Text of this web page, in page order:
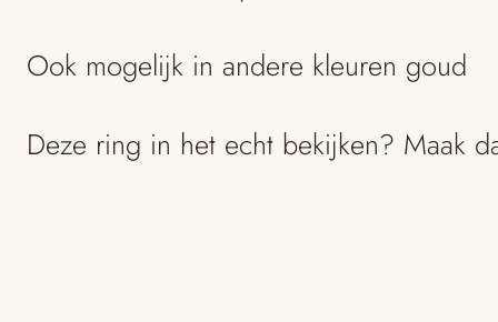
Ook mogelijk in andere kleuren goud
Deze ring in het echt bekijken? Maak